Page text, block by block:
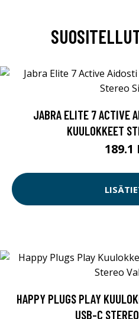
JABRA ELITE 7 ACTIVE
KUULOKKEET
189.1
HAPPY PLUGS PLAY
USB-C